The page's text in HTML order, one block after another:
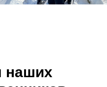
наших